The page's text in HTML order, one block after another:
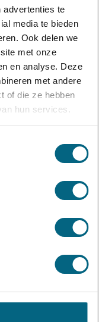
advertenties te
media te bieden
Ook delen we
met onze
en analyse. Deze
met andere
of die ze hebben
hun services.